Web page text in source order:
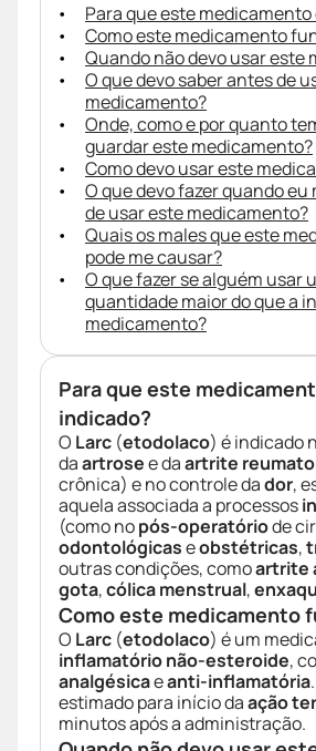
Para que este
Como este medicamento
Quando não devo usar este
O que devo saber antes de
medicamento?
Onde, como e por quanto
guardar este medicamento?
Como devo usar este
O que devo fazer quando eu
de usar este medicamento?
Quais os males que este
pode me causar?
O que fazer se alguém usar
quantidade maior do que a
medicamento?
Para que este
indicado?
O Larc (etodolaco) é indicado
daartrosee daartrite
crônica) e no controle dador,
aquela associada a processos
(como nopós-operatóriode
odontológicaseobstétricas,
outras condições, comoartrite
gota,cólica menstrual,
Como este medicamento
O Larc (etodolaco) é um
inflamatório não-esteroide,
analgésicaeanti-inflamatória
estimado para início daação
minutos após a administração.